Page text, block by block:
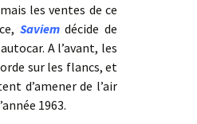
les ventes de ce
Saviemdécide de
A l’avant, les
sur les flancs, et
d’amener de l’air
1963.